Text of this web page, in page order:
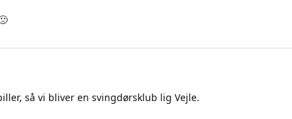
så vi bliver en svingdørsklub lig Vejle.